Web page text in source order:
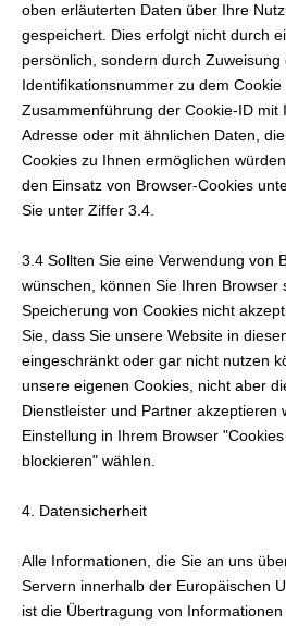
oben erläuterten Daten über Ihre
gespeichert. Dies erfolgt nicht durch
persönlich, sondern durch Zuweisung
Identifikationsnummer zu dem
Zusammenführung der Cookie-ID mit
Adresse oder mit ähnlichen Daten,
Cookies zu Ihnen ermöglichen
den Einsatz von Browser-Cookies
Sie unter Ziffer 3.4.
3.4 Sollten Sie eine Verwendung von
wün­schen, können Sie Ihren Browser
Speicherung von Cookies nicht
Sie, dass Sie unsere Website in
eingeschränkt oder gar nicht nutzen
unsere eigenen Cookies, nicht aber
Dienstleister und Partner akzeptieren
Einstellung in Ihrem Browser
blockieren" wählen.
4. Datensicherheit
Alle Informationen, die Sie an uns
Servern innerhalb der Europäischen
ist die Übertragung von